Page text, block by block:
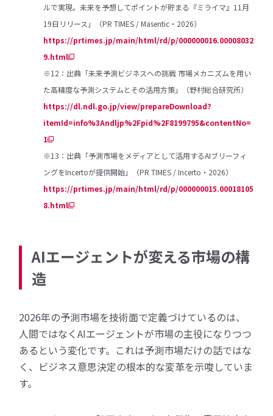
ルで実現。未来を予想してポイントが貯まる『ミライマ』11月
19日リリース」（PR TIMES / Masentic・2026）
https://prtimes.jp/main/html/rd/p/000000016.00008032
9.html
※12：出典「未来予測ビジネスへの挑戦 市場メカニズムを用い
た高精度な予測システムとその活用方策」（野村総合研究所）
https://dl.ndl.go.jp/view/prepareDownload?
itemId=info%3Andljp%2Fpid%2F8199795&contentNo=
1
※13：出典「予測市場をメディアとして活用するAIブリーフィ
ングをIncertoが提供開始」（PR TIMES / Incerto・2026）
https://prtimes.jp/main/html/rd/p/000000015.00018105
8.html
AIエージェントが変える市場の構
造
2026年の予測市場を技術面で定義づけているのは、
人間ではなくAIエージェントが市場の主役になりつつ
あるという変化です。これは予測市場だけの話ではな
く、ビジネス意思決定の根本的な変革を示唆していま
す。